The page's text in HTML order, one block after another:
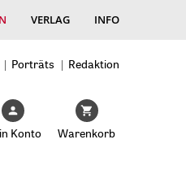
VERLAG INFO
Porträts Redaktion
Konto Warenkorb